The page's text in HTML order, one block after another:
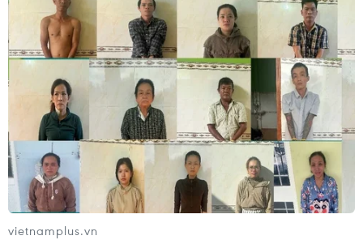
vietnamplus.vn